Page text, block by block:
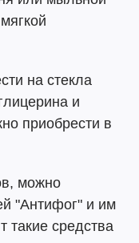
на стекла
и
приобрести в
можно
"Антифог" и им
такие средства